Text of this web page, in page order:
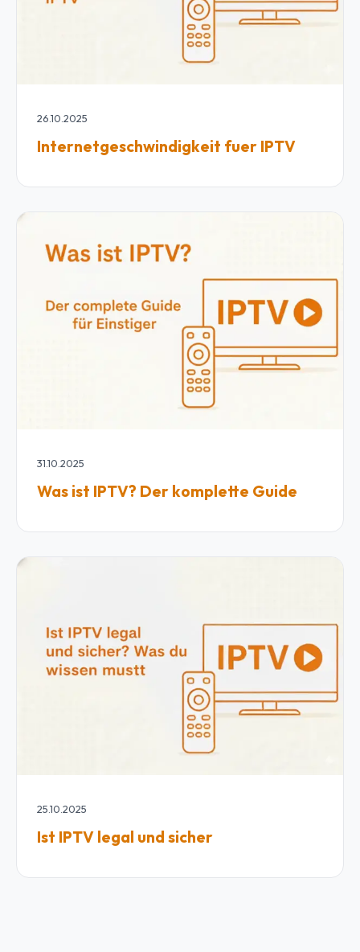
26.10.2025
Internetgeschwindigkeit fuer IPTV
31.10.2025
Was ist IPTV? Der komplette Guide
25.10.2025
Ist IPTV legal und sicher